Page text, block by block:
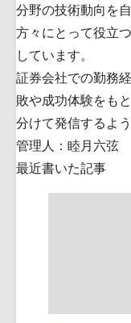
分野の技術動向を
方々にとって役立
しています。
証券会社での勤務
敗や成功体験をも
分けて発信するよ
管理人：睦月六弦
最近書いた記事